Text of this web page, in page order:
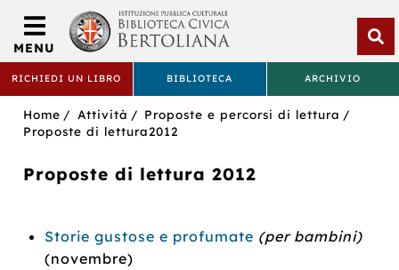
BIBLIOTECA
CIVICA
RICHIEDI UN LIBRO BIBLIOTECA ARCHIVIO
MENU
Bertoliana
Sei
in:
Home Attività
Proposte e percorsi di lettura
Proposte di lettura2012
Proposte di lettura 2012
Storie gustose e profumate (per bambini)
(novembre)